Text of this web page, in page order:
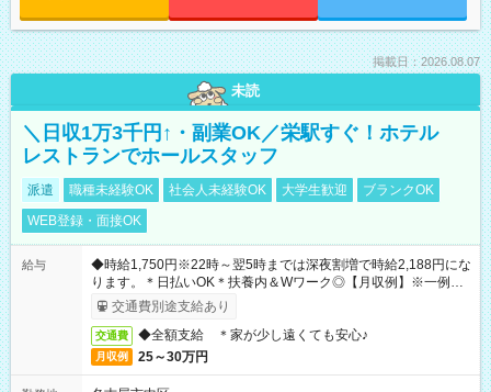
掲載日：2026.08.07
未読
＼日収1万3千円↑・副業OK／栄駅すぐ！ホテル
レストランでホールスタッフ
派遣 職種未経験OK 社会人未経験OK 大学生歓迎
ブランクOK
WEB登録・面接OK
給与
◆時給1,750円※22時～翌5時までは深夜割増で時給2,188円にな
ります。＊日払いOK＊扶養内＆Wワーク◎【月収例】※一例で
す！ 約275,625円（時給1,750円×実働7.5h×21日）
交通費別途支給あり
交通費 ◆全額支給 ＊家が少し遠くても安心♪
月収例 25～30万円